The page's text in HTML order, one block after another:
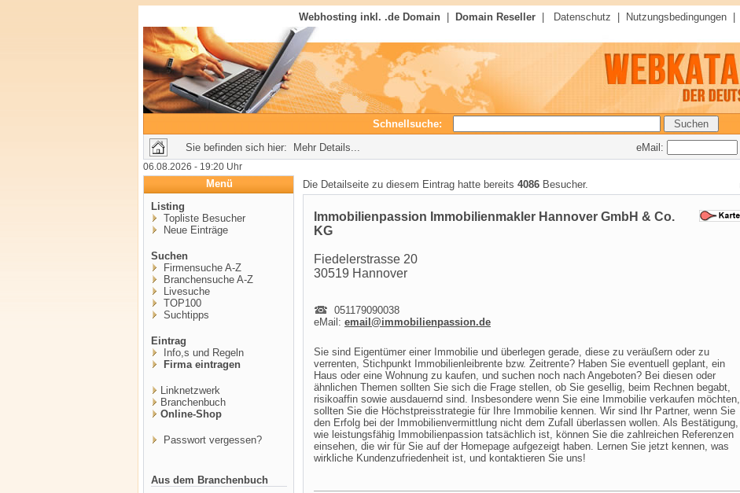
Webhosting inkl. .de Domain Domain Reseller Datenschutz Nutzungsbedingungen
Schnellsuche:
Sie befinden sich hier: Mehr Details...
eMail:
06.08.2026 - 19:20 Uhr
Menü
Listing
Topliste Besucher
Neue Einträge
Suchen
Firmensuche A-Z
Branchensuche A-Z
Livesuche
TOP100
Suchtipps
Eintrag
Info,s und Regeln
Firma eintragen
Linknetzwerk
Branchenbuch
Online-Shop
Passwort vergessen?
Aus dem Branchenbuch
Die Detailseite zu diesem Eintrag hatte bereits 4086 Besucher.
Immobilienpassion Immobilienmakler Hannover GmbH & Co.
KG
Fiedelerstrasse 20
30519 Hannover
051179090038
eMail: email@immobilienpassion.de
Sie sind Eigentümer einer Immobilie und überlegen gerade, diese zu veräußern oder zu
verrenten, Stichpunkt Immobilienleibrente bzw. Zeitrente? Haben Sie eventuell geplant, ein
Haus oder eine Wohnung zu kaufen, und suchen noch nach Angeboten? Bei diesen oder
ähnlichen Themen sollten Sie sich die Frage stellen, ob Sie gesellig, beim Rechnen begabt,
risikoaffin sowie ausdauernd sind. Insbesondere wenn Sie eine Immobilie verkaufen möchten,
sollten Sie die Höchstpreisstrategie für Ihre Immobilie kennen. Wir sind Ihr Partner, wenn Sie
den Erfolg bei der Immobilienvermittlung nicht dem Zufall überlassen wollen. Als Bestätigung,
wie leistungsfähig Immobilienpassion tatsächlich ist, können Sie die zahlreichen Referenzen
einsehen, die wir für Sie auf der Homepage aufgezeigt haben. Lernen Sie jetzt kennen, was
wirkliche Kundenzufriedenheit ist, und kontaktieren Sie uns!